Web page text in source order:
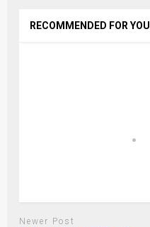
RECOMMENDED FOR YOU
Newer Post